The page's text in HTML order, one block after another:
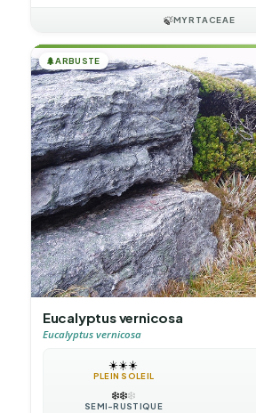
🍃MYRTACEAE
🌲ARBUSTE
Eucalyptus vernicosa
Eucalyptus vernicosa
☀️☀️☀️
PLEIN SOLEIL
❄️❄️❄️
SEMI-RUSTIQUE